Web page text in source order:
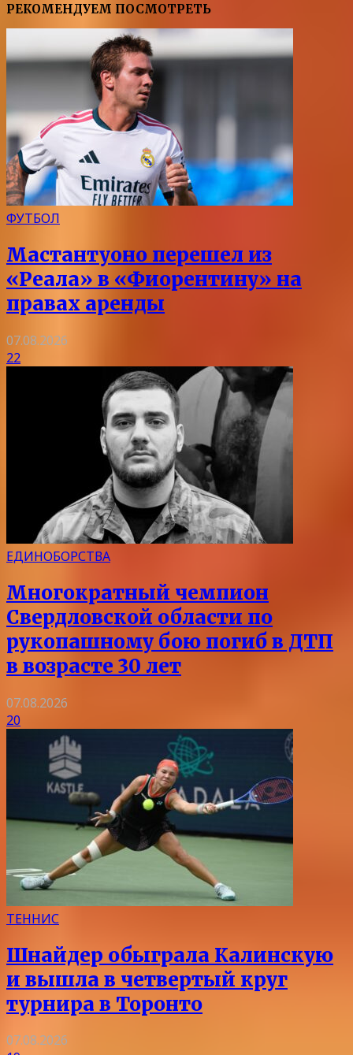
РЕКОМЕНДУЕМ ПОСМОТРЕТЬ
ФУТБОЛ
Мастантуоно перешел из
«Реала» в «Фиорентину» на
правах аренды
07.08.2026
22
ЕДИНОБОРСТВА
Многократный чемпион
Свердловской области по
рукопашному бою погиб в ДТП
в возрасте 30 лет
07.08.2026
20
ТЕННИС
Шнайдер обыграла Калинскую
и вышла в четвертый круг
турнира в Торонто
07.08.2026